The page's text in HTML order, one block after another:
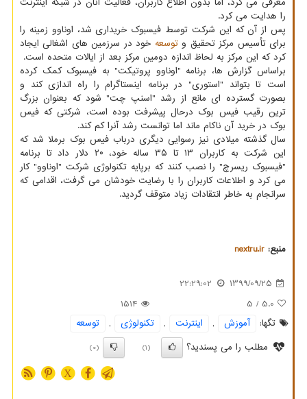
را هدایت می کرد.
پس از آن که این شرکت توسط فیسبوک خریداری شد، اوناوو زمینه را
برای تأسیس مرکز تحقیق وتوسعه خود در سرزمین های اشغالی ایجاد
کرد که این مرکز به لحاظ اندازه دومین مرکز بعد از ایالات متحده است.
براساس گزارش ها، برنامه "اوناوو پروتیکت" به فیسبوک کمک کرده
است تا بتواند "استوری" در برنامه اینستاگرام را راه اندازی کند و
بصورت گسترده ای مانع از رشد "اسنپ چت" شود که بعنوان بزرگ
ترین رقیب فیس بوک درحال پیشرفت بوده است، شرکتی که فیس
بوک در خرید آن ناکام ماند اما توانست رشد آنرا کم کند.
سال گذشته میلادی نیز رسوایی دیگری درباب فیس بوک برملا شد که
این شرکت به کاربران ۱۳ تا ۳۵ ساله خود، ۲۰ دلار داد تا برنامه
"فیسبوک ریسرچ" را نصب کنند که برپایه تکنولوژی شرکت "اوناوو" کار
می کرد و اطلاعات کاربران را با رضایت خودشان می گرفت، اقدامی که
سرانجام به خاطر انتقادات زیاد متوقف گردید.
منبع: nextru.ir
1399/09/25
22:29:02
5.0
/ 5
1514
تگها:
آموزش , اینترنت , تكنولوژی ,
توسعه
مطلب را می پسندید؟
(1)
(0)
X